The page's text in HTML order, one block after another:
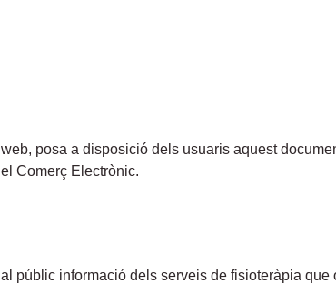
posa a disposició dels usuaris aquest
Comerç Electrònic.
públic informació dels serveis de fisioteràpia que